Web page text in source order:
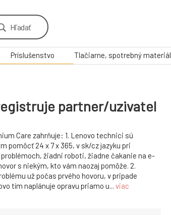
Hľadať
Príslušenstvo Tlačiarne, spotrebný materiál
partner/uzivatel
Care zahrňuje: 1. Lenovo technici sú
pomôcť 24 x 7 x 365, v sk/cz jazyku pri
žiadni roboti, žiadne čakanie na e-
s niekým, kto vám naozaj pomôže. 2.
už počas prvého hovoru, v pripade
tím naplánuje opravu priamo u... viac